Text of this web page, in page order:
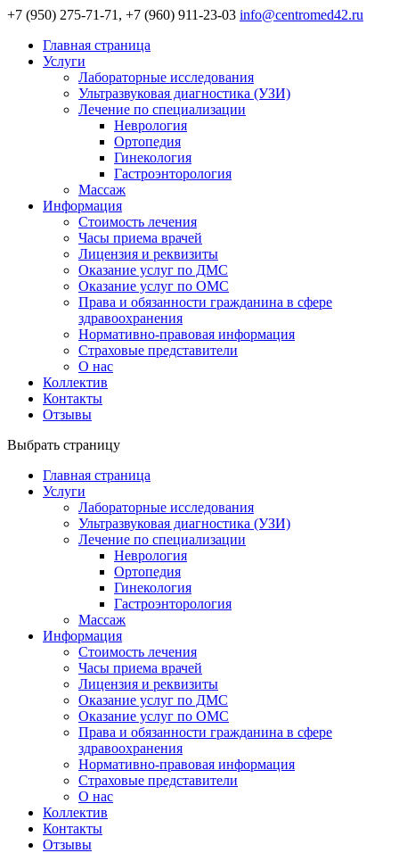
+7 (950) 275-71-71, +7 (960) 911-23-03 info@centromed42.ru
Главная страница
Услуги
Лабораторные исследования
Ультразвуковая диагностика (УЗИ)
Лечение по специализации
Неврология
Ортопедия
Гинекология
Гастроэнторология
Массаж
Информация
Стоимость лечения
Часы приема врачей
Лицензия и реквизиты
Оказание услуг по ДМС
Оказание услуг по ОМС
Права и обязанности гражданина в сфере
здравоохранения
Нормативно-правовая информация
Страховые представители
О нас
Коллектив
Контакты
Отзывы
Выбрать страницу
Главная страница
Услуги
Лабораторные исследования
Ультразвуковая диагностика (УЗИ)
Лечение по специализации
Неврология
Ортопедия
Гинекология
Гастроэнторология
Массаж
Информация
Стоимость лечения
Часы приема врачей
Лицензия и реквизиты
Оказание услуг по ДМС
Оказание услуг по ОМС
Права и обязанности гражданина в сфере
здравоохранения
Нормативно-правовая информация
Страховые представители
О нас
Коллектив
Контакты
Отзывы